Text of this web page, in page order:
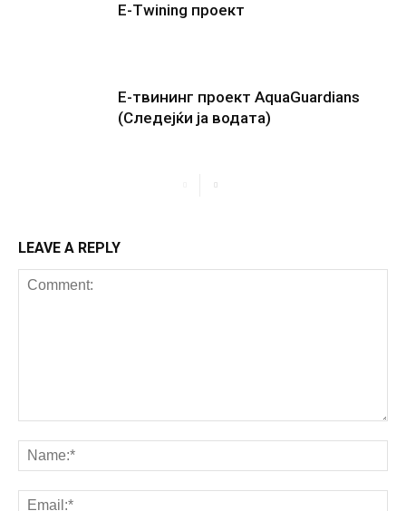
E-Twining проект
E-твининг проект AquaGuardians
(Следејќи ја водата)
LEAVE A REPLY